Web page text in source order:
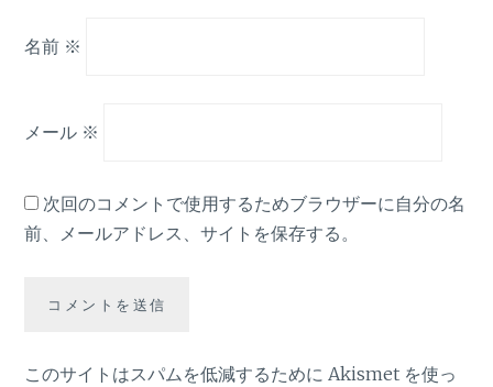
名前 ※
メール ※
次回のコメントで使用するためブラウザーに自分の名
前、メールアドレス、サイトを保存する。
このサイトはスパムを低減するために Akismet を使っ